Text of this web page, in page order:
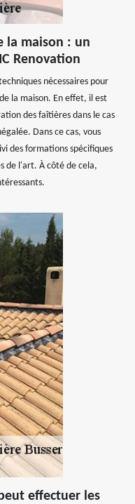
la maison : un
Renovation
nécessaires pour
la maison. En effet, il est
des faîtières dans le cas
Dans ce cas, vous
des formations spécifiques
de l'art. À côté de cela,
effectuer les